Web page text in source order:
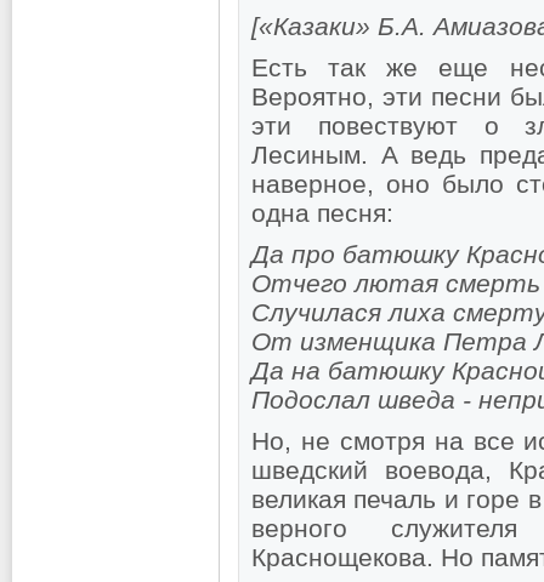
[«Казаки» Б.А.
Есть так же еще
Вероятно, эти песни
эти повествуют о
Лесиным. А ведь
наверное, оно было
одна песня:
Да про батюшку
Отчего лютая смерть
Случилася лиха
От изменщика Петра
Да на батюшку
Подослал шведа -
Но, не смотря на все
шведский воевода,
великая печаль и горе
верного
Краснощекова. Но